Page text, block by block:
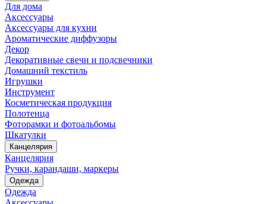
Для дома
Аксессуары
Аксессуары для кухни
Ароматические диффузоры
Декор
Декоративные свечи и подсвечники
Домашний текстиль
Игрушки
Инструмент
Косметическая продукция
Полотенца
Фоторамки и фотоальбомы
Шкатулки
Канцелярия
Канцелярия
Ручки, карандаши, маркеры
Одежда
Одежда